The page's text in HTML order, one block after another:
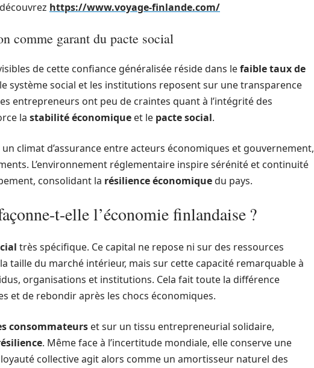
https://www.voyage-finlande.com/
comme garant du pacte social
de cette confiance généralisée réside dans lefaible taux de
système social et les institutions reposent sur une transparence
entrepreneurs ont peu de craintes quant à l’intégrité des
la stabilité économique et le pacte social.
climat d’assurance entre acteurs économiques et gouvernement,
L’environnement réglementaire inspire sérénité et continuité
consolidant la résilience économiquedu pays.
t-elle l’économie finlandaise ?
très spécifique. Ce capital ne repose ni sur des ressources
taille du marché intérieur, mais sur cette capacité remarquable à
organisations et institutions. Cela fait toute la différence
et de rebondir après les chocs économiques.
consommateurs et sur un tissu entrepreneurial solidaire,
. Même face à l’incertitude mondiale, elle conserve une
collective agit alors comme un amortisseur naturel des